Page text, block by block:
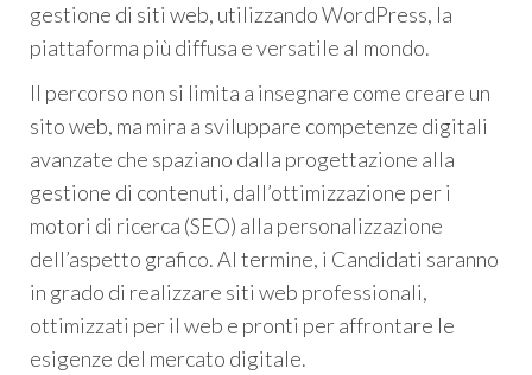
gestione di siti web, utilizzando WordPress, la
piattaforma più diffusa e versatile al mondo.
Il percorso non si limita a insegnare come creare un
sito web, ma mira a sviluppare competenze digitali
avanzate che spaziano dalla progettazione alla
gestione di contenuti, dall’ottimizzazione per i
motori di ricerca (SEO) alla personalizzazione
dell’aspetto grafico. Al termine, i Candidati saranno
in grado di realizzare siti web professionali,
ottimizzati per il web e pronti per affrontare le
esigenze del mercato digitale.